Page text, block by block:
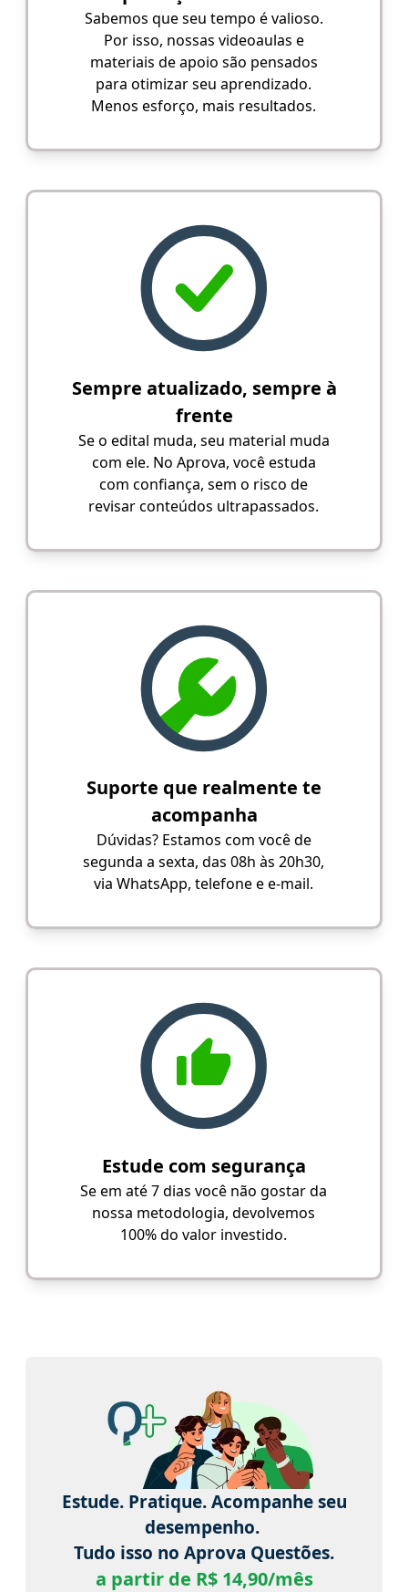
Sabemos que seu tempo é valioso.
Por isso, nossas videoaulas e
materiais de apoio são pensados
para otimizar seu aprendizado.
Menos esforço, mais resultados.
Sempre atualizado, sempre à
frente
Se o edital muda, seu material muda
com ele. No Aprova, você estuda
com confiança, sem o risco de
revisar conteúdos ultrapassados.
Suporte que realmente te
acompanha
Dúvidas? Estamos com você de
segunda a sexta, das 08h às 20h30,
via WhatsApp, telefone e e-mail.
Estude com segurança
Se em até 7 dias você não gostar da
nossa metodologia, devolvemos
100% do valor investido.
Estude. Pratique. Acompanhe seu
desempenho.
Tudo isso no Aprova Questões.
a partir de R$ 14,90/mês